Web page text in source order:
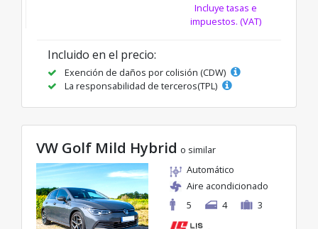
Incluye tasas e
impuestos. (VAT)
Incluido en el precio:
Exención de daños por colisión (CDW)
La responsabilidad de terceros(TPL)
VW Golf Mild Hybrid o similar
Automático
Aire acondicionado
5
4 3